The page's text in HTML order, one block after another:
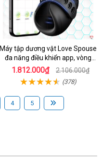
Máy tập dương vật Love Spouse
đa năng điều khiển app, vòng
đeo siêu tiện
1.812.000₫ 2.106.000₫
(378)
4 5